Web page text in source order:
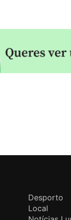
Desporto
Local